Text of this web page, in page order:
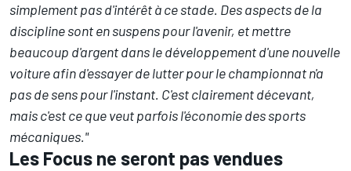
simplement pas d'intérêt à ce stade. Des aspects de la
discipline sont en suspens pour l'avenir, et mettre
beaucoup d'argent dans le développement d'une nouvelle
voiture afin d'essayer de lutter pour le championnat n'a
pas de sens pour l'instant. C'est clairement décevant,
mais c'est ce que veut parfois l'économie des sports
mécaniques."
Les Focus ne seront pas vendues